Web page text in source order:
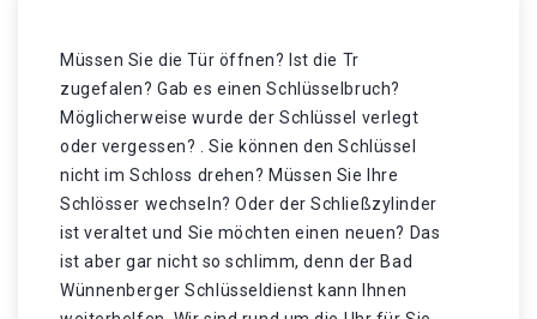
Müssen Sie die Tür öffnen? Ist die Tr
zugefalen? Gab es einen Schlüsselbruch?
Möglicherweise wurde der Schlüssel verlegt
oder vergessen? . Sie können den Schlüssel
nicht im Schloss drehen? Müssen Sie Ihre
Schlösser wechseln? Oder der Schließzylinder
ist veraltet und Sie möchten einen neuen? Das
ist aber gar nicht so schlimm, denn der Bad
Wünnenberger Schlüsseldienst kann Ihnen